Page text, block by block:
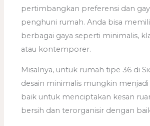
pertimbangkan preferensi dan
penghuni rumah. Anda bisa
berbagai gaya seperti minimalis,
atau kontemporer.
Misalnya, untuk rumah tipe 36 di
desain minimalis mungkin
baik untuk menciptakan kesan
bersih dan terorganisir dengan